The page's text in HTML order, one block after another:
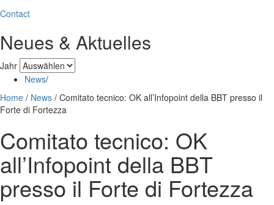
Contact
Neues & Aktuelles
Jahr
News/
Home / News / Comitato tecnico: OK all’Infopoint della BBT presso il
Forte di Fortezza
Comitato tecnico: OK
all’Infopoint della BBT
presso il Forte di Fortezza